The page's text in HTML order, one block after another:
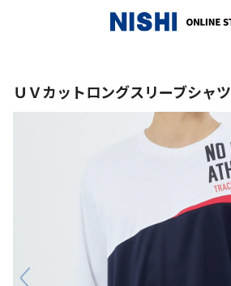
ＵＶカットロングスリーブシャツ